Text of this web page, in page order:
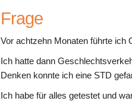
Frage
Vor achtzehn Monaten führte ich
Ich hatte dann
Denken konnte ich eine STD
Ich habe für alles getestet und